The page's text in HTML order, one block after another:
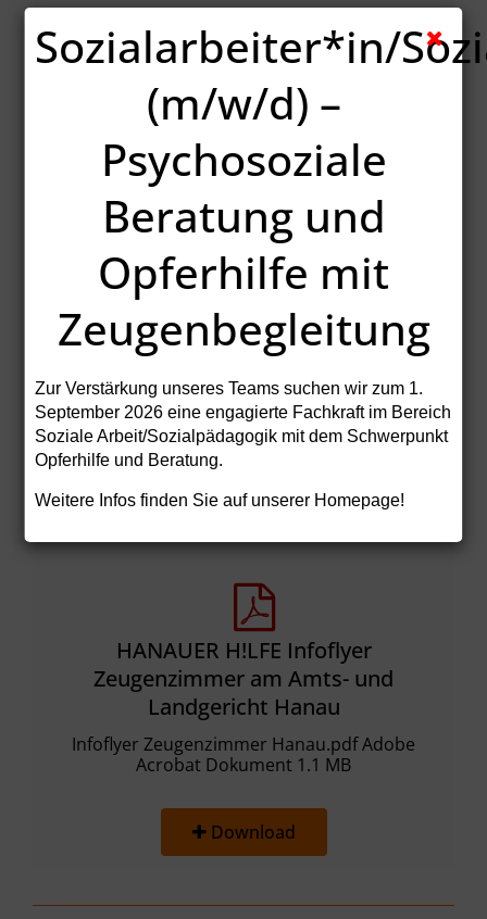
HANAUER H!LFE Infoflyer
Onlineberatung
Infoflyer Onlineberatung.pdf Adobe Acrobat
Dokument 1.8 MB
Download
HANAUER H!LFE Infoflyer Täter-
Opfer-Ausgleich im
Erwachsenenstrafrecht
Web_TOA-Flyer_18022016.pdf Adobe
Acrobat Dokument 232.8 KB
Download
HANAUER H!LFE Infoflyer
Zeugenzimmer am Amts- und
Landgericht Hanau
Infoflyer Zeugenzimmer Hanau.pdf Adobe
Acrobat Dokument 1.1 MB
Download
Sozialarbeiter*in/
(m/w/d) –
Psychosoziale
Beratung und
Opferhilfe mit
Zeugenbegleitung
Zur Verstärkung unseres Teams suchen wir zum 1.
September 2026 eine engagierte Fachkraft im Bereich
Soziale Arbeit/Sozialpädagogik mit dem Schwerpunkt
Opferhilfe und Beratung.
Weitere Infos finden Sie auf unserer Homepage!